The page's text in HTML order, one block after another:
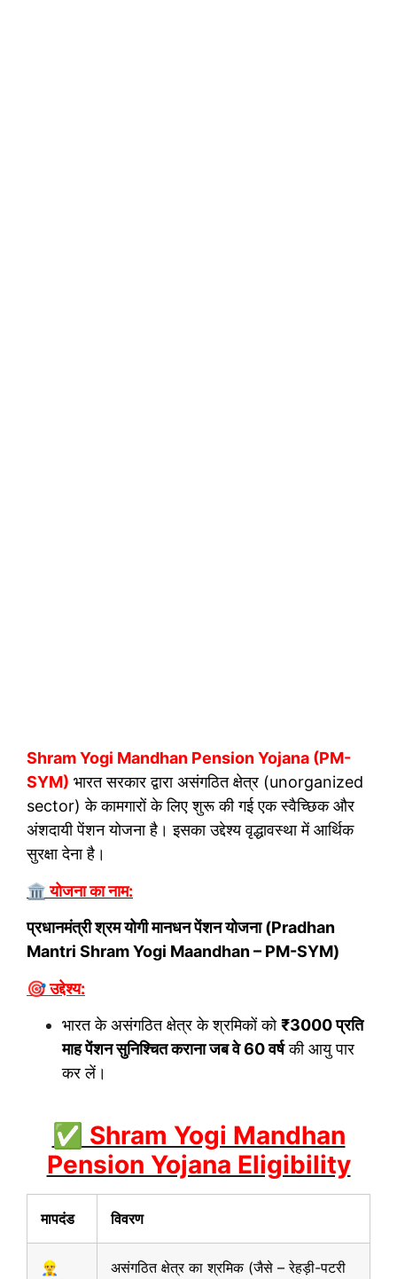
Shram Yogi Mandhan Pension Yojana (PM-
SYM) भारत सरकार द्वारा असंगठित क्षेत्र (unorganized
sector) के कामगारों के लिए शुरू की गई एक स्वैच्छिक और
अंशदायी पेंशन योजना है। इसका उद्देश्य वृद्धावस्था में आर्थिक
सुरक्षा देना है।
🏛️ योजना का नाम:
प्रधानमंत्री श्रम योगी मानधन पेंशन योजना (Pradhan
Mantri Shram Yogi Maandhan – PM-SYM)
🎯 उद्देश्य:
भारत के असंगठित क्षेत्र के श्रमिकों को₹3000 प्रति
माह पेंशन सुनिश्चित कराना जब वे 60 वर्षकी आयु पार
कर लें।
✅ Shram Yogi Mandhan
Pension Yojana Eligibility
मापदंड विवरण
👷‍♂️
असंगठित क्षेत्र का श्रमिक (जैसे – रेहड़ी-पटरी